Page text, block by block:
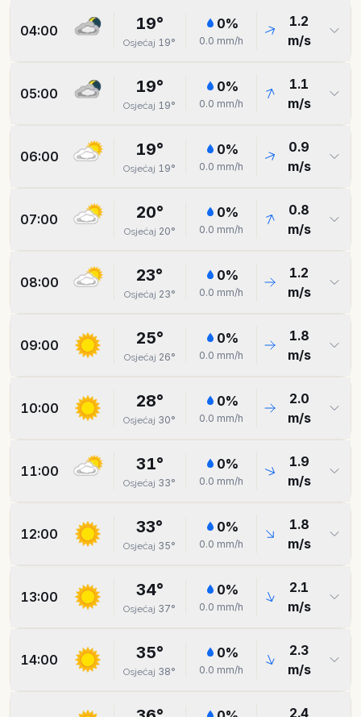
04:00 19°
Osjećaj 19°
0%
0.0 mm/h
1.2
m/s
05:00 19°
Osjećaj 19°
0%
0.0 mm/h
1.1
m/s
06:00 19°
Osjećaj 19°
0%
0.0 mm/h
0.9
m/s
07:00 20°
Osjećaj 20°
0%
0.0 mm/h
0.8
m/s
08:00 23°
Osjećaj 23°
0%
0.0 mm/h
1.2
m/s
09:00 25°
Osjećaj 26°
0%
0.0 mm/h
1.8
m/s
10:00 28°
Osjećaj 30°
0%
0.0 mm/h
2.0
m/s
11:00 31°
Osjećaj 33°
0%
0.0 mm/h
1.9
m/s
12:00 33°
Osjećaj 35°
0%
0.0 mm/h
1.8
m/s
13:00 34°
Osjećaj 37°
0%
0.0 mm/h
2.1
m/s
14:00 35°
Osjećaj 38°
0%
0.0 mm/h
2.3
m/s
2.4